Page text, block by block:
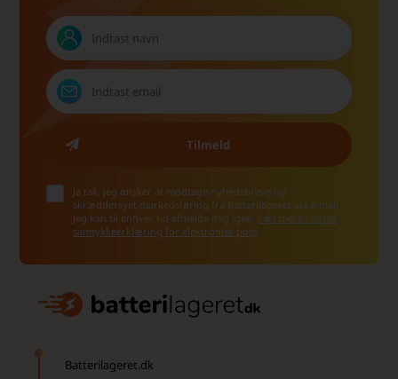
Ja tak, jeg ønsker at modtage nyhedsbreve og
skræddersyet markedsføring fra Batterilageret via e-mail.
Jeg kan til enhver tid afmelde mig igen. Læs mere i vores
samtykkeerklæring for elektronisk post
Batterilageret.dk